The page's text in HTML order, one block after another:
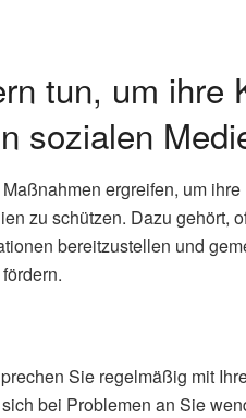
tun, um ihre
sozialen
ergreifen, um
zu schützen. Dazu gehört,
bereitzustellen und
Sie regelmäßig mit
bei Problemen an Sie